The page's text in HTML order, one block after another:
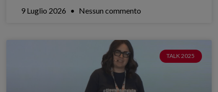
9 Luglio 2026 Nessun commento
TALK 2025